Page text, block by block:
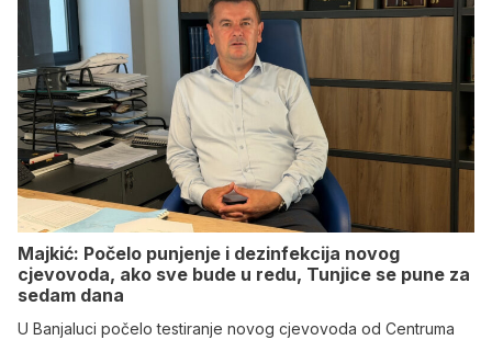
Majkić: Počelo punjenje i dezinfekcija novog
cjevovoda, ako sve bude u redu, Tunjice se pune za
sedam dana
U Banjaluci počelo testiranje novog cjevovoda od Centruma